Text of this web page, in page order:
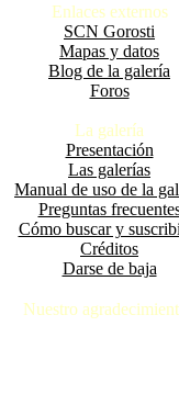
Enlaces externos
SCN Gorosti
Mapas y datos
Blog de la galería
Foros
La galería
Presentación
Las galerías
Manual de uso de la
Preguntas
Cómo buscar y
Créditos
Darse de baja
Nuestro